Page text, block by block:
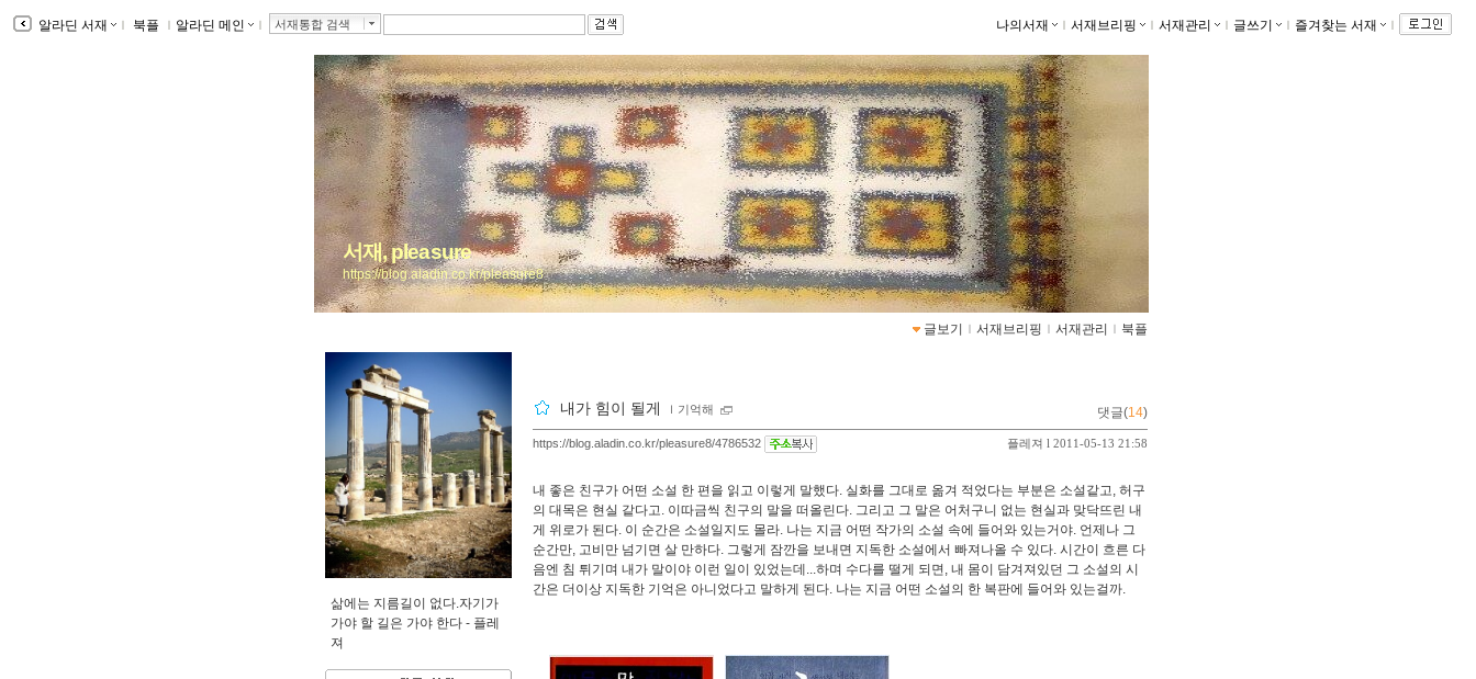
알라딘 서재 ｌ 북플 ｌ 알라딘 메인 ｌ 서재통합 검색 나의서재 ｌ 서재브리핑 ｌ 서재관리 ｌ 글쓰기 ｌ 즐겨찾는 서재 ｌ
서재, pleasure
https://blog.aladin.co.kr/pleasure8
글보기 ｌ 서재브리핑 ｌ 서재관리 ｌ 북플
삶에는 지름길이 없다.자기가
가야 할 길은 가야 한다 - 플레
져
내가 힘이 될게 ｌ 기억해 댓글(14)
플레져 l 2011-05-13 21:58
https://blog.aladin.co.kr/pleasure8/4786532
내 좋은 친구가 어떤 소설 한 편을 읽고 이렇게 말했다. 실화를 그대로 옮겨 적었다는 부분은 소설같고, 허구
의 대목은 현실 같다고. 이따금씩 친구의 말을 떠올린다. 그리고 그 말은 어처구니 없는 현실과 맞닥뜨린 내
게 위로가 된다. 이 순간은 소설일지도 몰라. 나는 지금 어떤 작가의 소설 속에 들어와 있는거야. 언제나 그
순간만, 고비만 넘기면 살 만하다. 그렇게 잠깐을 보내면 지독한 소설에서 빠져나올 수 있다. 시간이 흐른 다
음엔 침 튀기며 내가 말이야 이런 일이 있었는데...하며 수다를 떨게 되면, 내 몸이 담겨져있던 그 소설의 시
간은 더이상 지독한 기억은 아니었다고 말하게 된다. 나는 지금 어떤 소설의 한 복판에 들어와 있는걸까.